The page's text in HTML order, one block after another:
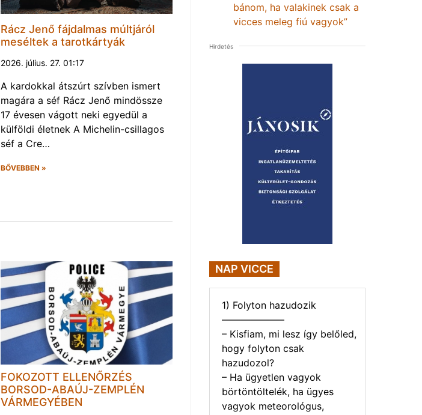
Rácz Jenő fájdalmas múltjáról
meséltek a tarotkártyák
2026. július. 27. 01:17
A kardokkal átszúrt szívben ismert
magára a séf Rácz Jenő mindössze
17 évesen vágott neki egyedül a
külföldi életnek A Michelin-csillagos
séf a Cre…
BŐVEBBEN »
FOKOZOTT ELLENŐRZÉS
BORSOD-ABAÚJ-ZEMPLÉN
VÁRMEGYÉBEN
bánom, ha valakinek csak a
vicces meleg fiú vagyok”
Hirdetés
NAP VICCE
1) Folyton hazudozik
——————–
– Kisfiam, mi lesz így belőled,
hogy folyton csak
hazudozol?
– Ha ügyetlen vagyok
börtöntöltelék, ha ügyes
vagyok meteorológus,